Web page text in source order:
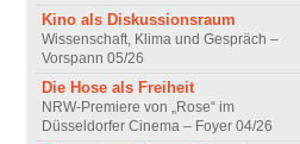
Kino als Diskussionsraum
Wissenschaft, Klima und Gespräch –
Vorspann 05/26
Die Hose als Freiheit
NRW-Premiere von „Rose“ im
Düsseldorfer Cinema – Foyer 04/26